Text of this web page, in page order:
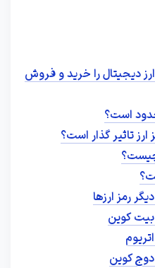
دیجیتال را خرید و فروش
است؟
تاثیر گذار است؟
چیست؟
رمز ارزها
بیت کوین
دوج کوین